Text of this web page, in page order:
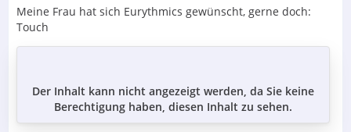
Meine Frau hat sich Eurythmics gewünscht, gerne doch:
Touch
Der Inhalt kann nicht angezeigt werden, da Sie keine
Berechtigung haben, diesen Inhalt zu sehen.